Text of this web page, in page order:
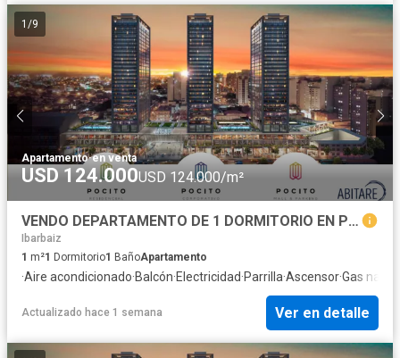
1 /9
Apartamento·en venta
USD 124.000USD 124.000/m²
VENDO DEPARTAMENTO DE 1 DORMITORIO EN POCITO SOCIAL LIFE - PROACO
Ibarbaiz
1 m²1 Dormitorio1 BañoApartamento
·Aire acondicionado·Balcón·Electricidad·Parrilla·Ascensor·Gas
Actualizado hace 1 semana Ver en detalle